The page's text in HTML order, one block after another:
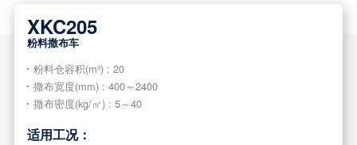
XKC205
粉料撒布车
粉料仓容积(m³) : 20
撒布宽度(mm) : 400～2400
撒布密度(kg/㎡) : 5～40
适用工况：